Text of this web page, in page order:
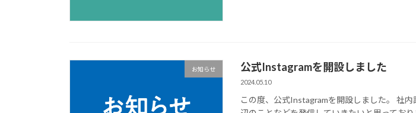
お知らせ 公式Instagramを開設しました
2024.05.10
この度、公式Instagramを開設しました。 社